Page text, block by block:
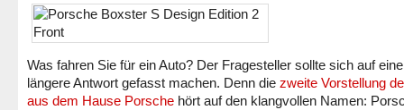
Was fahren Sie für ein Auto? Der Fragesteller sollte sich auf
längere Antwort gefasst machen. Denn die zweite Vorstellung
aus dem Hause Porsche hört auf den klangvollen Namen: